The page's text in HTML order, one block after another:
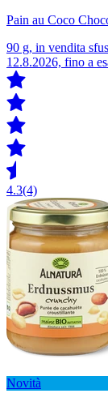
Pain au Coco
90 g, in vendita
12.8.2026, fino a
4.3(4)
Novità